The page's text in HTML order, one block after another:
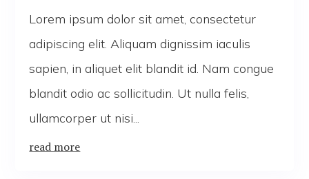
Lorem ipsum dolor sit amet, consectetur
adipiscing elit. Aliquam dignissim iaculis
sapien, in aliquet elit blandit id. Nam congue
blandit odio ac sollicitudin. Ut nulla felis,
ullamcorper ut nisi...
read more